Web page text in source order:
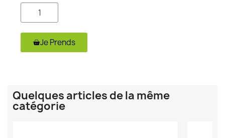
Je Prends
Quelques articles de la même
catégorie